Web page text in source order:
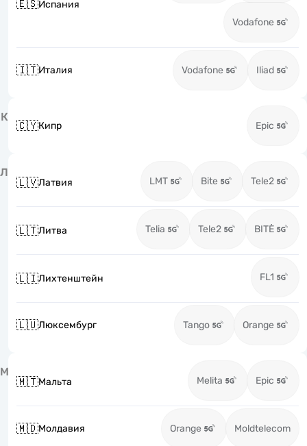
🇪🇸Испания
Vodafone
🇮🇹Италия Vodafone Iliad
К
🇨🇾Кипр Epic
Л
🇱🇻Латвия LMT Bite Tele2
🇱🇹Литва Telia Tele2 BITĖ
🇱🇮Лихтенштейн FL1
🇱🇺Люксембург Tango Orange
М
🇲🇹Мальта Melita Epic
🇲🇩Молдавия Orange Moldtelecom